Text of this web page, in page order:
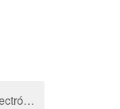
Dirección de correo electrónico